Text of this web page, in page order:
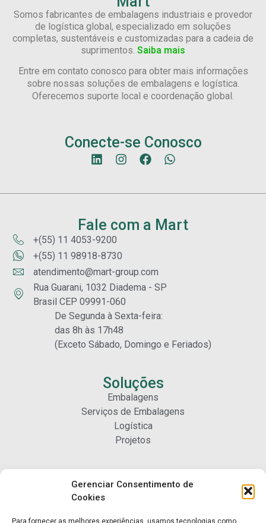
Gerenciar Consentimento de
Cookies
Para fornecer as melhores experiências, usamos tecnologias como
Somos fabricantes de embalagens industriais e provedor
de logística global, especializado em soluções
completas, sustentáveis e customizadas para a cadeia de
suprimentos. Saiba mais
Entre em contato conosco para obter mais informações
sobre nossas soluções de embalagens e logística.
Oferecemos suporte local e coordenação global.
Conecte-se Conosco
Fale com a Mart
+(55) 11 4053-9200
+(55) 11 98918-8730
atendimento@mart-group.com
Rua Guarani, 1032 Diadema - SP
Brasil CEP 09991-060
De Segunda à Sexta-feira:
das 8h às 17h48
(Exceto Sábado, Domingo e Feriados)
Soluções
Embalagens
Serviços de Embalagens
Logística
Projetos
Carreiras